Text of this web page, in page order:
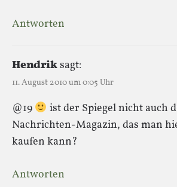
Antworten
Hendriksagt:
11. August 2010 um 0:05 Uhr
@19
ist der Spiegel nicht auch
Nachrichten-Magazin, das man
kaufen kann?
Antworten